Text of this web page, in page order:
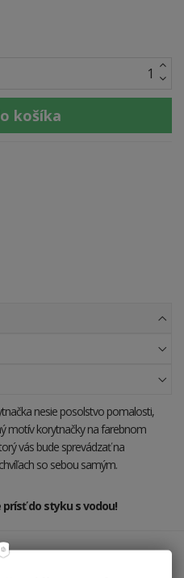
nesie posolstvo pomalosti,
motív korytnačky na farebnom
vás bude sprevádzať na
so sebou samým.
do styku s vodou!